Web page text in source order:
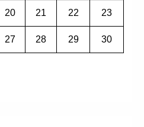
20 21 22 23
27 28 29 30